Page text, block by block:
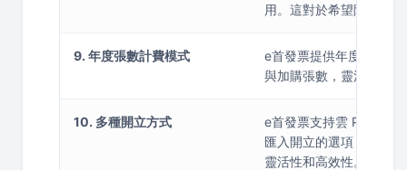
用。這對於希望降低成
9. 年度張數計費模式
e首發票提供年度張數計
與加購張數，靈活應對
10. 多種開立方式
e首發票支持雲 POS 介
匯入開立的選項，此外
靈活性和高效性。